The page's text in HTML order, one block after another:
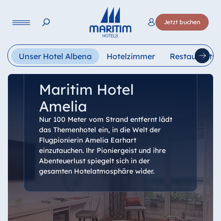
Jetzt buchen
Deutsch English
Unser Hotel Albena Hotelzimmer Restaurants
Maritim Hotel
Amelia
Nur 100 Meter vom Strand entfernt lädt
das Themenhotel ein, in die Welt der
Flugpionierin Amelia Earhart
einzutauchen. Ihr Pioniergeist und ihre
Abenteuerlust spiegelt sich in der
gesamten Hotelatmosphäre wider.